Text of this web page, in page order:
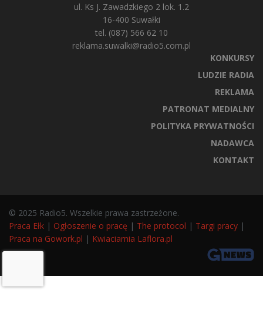
ul. Ks J. Zawadzkiego 2 lok. 1.2
16-400 Suwałki
tel. (087) 566 62 10
reklama.suwalki@radio5.com.pl
KONKURSY
LUDZIE RADIA
REKLAMA
PATRONAT MEDIALNY
POLITYKA PRYWATNOŚCI
NADAWCA
KONTAKT
© 2025 Radio5. Wszelkie prawa zastrzeżone.
Praca Ełk | Ogłoszenie o pracę | The protocol | Targi pracy |
Praca na Gowork.pl | Kwiaciarnia Laflora.pl